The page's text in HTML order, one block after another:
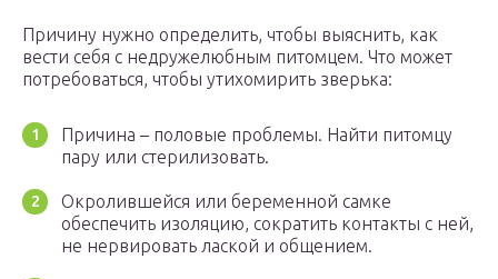
Причину нужно определить, чтобы выяснить, как
вести себя с недружелюбным питомцем. Что может
потребоваться, чтобы утихомирить зверька:
Причина – половые проблемы. Найти питомцу
пару или стерилизовать.
Окролившейся или беременной самке
обеспечить изоляцию, сократить контакты с ней,
не нервировать лаской и общением.